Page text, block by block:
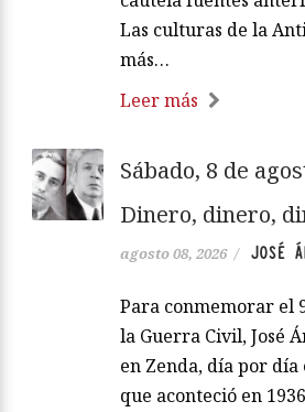
Las culturas de la
más…
Leer más
Sábado, 8 de
Dinero, dinero,
agosto 08, 2026 / JOSÉ
Para conmemorar el
la Guerra Civil, José
en Zenda, día por día
que aconteció en